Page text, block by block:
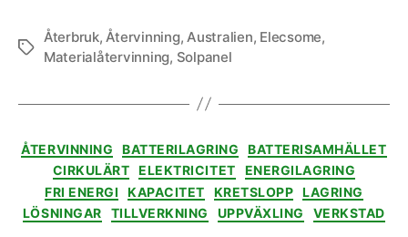
Etiketter
Återbruk, Återvinning, Australien, Elecsome,
Materialåtervinning, Solpanel
Kategorier
ÅTERVINNING BATTERILAGRING
BATTERISAMHÄLLET
CIRKULÄRT
ELEKTRICITET
ENERGILAGRING
FRI ENERGI
KAPACITET KRETSLOPP
LAGRING
LÖSNINGAR
TILLVERKNING UPPVÄXLING VERKSTAD